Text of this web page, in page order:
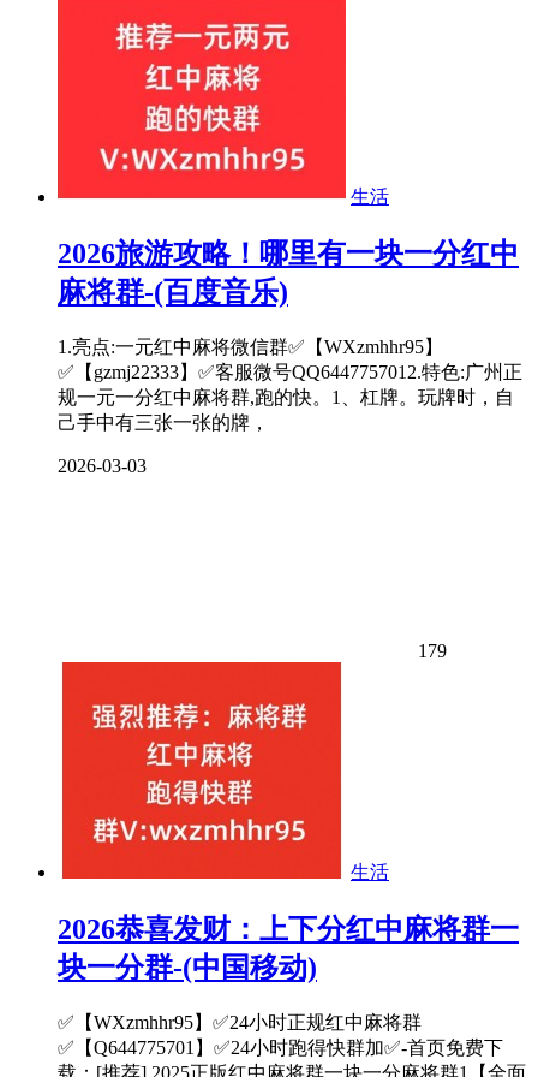
生活
2026旅游攻略！哪里有一块一分红中
麻将群-(百度音乐)
1.亮点:一元红中麻将微信群✅【WXzmhhr95】
✅【gzmj22333】✅客服微号QQ6447757012.特色:广州正
规一元一分红中麻将群,跑的快。1、杠牌。玩牌时，自
己手中有三张一张的牌，
2026-03-03
179
生活
2026恭喜发财：上下分红中麻将群一
块一分群-(中国移动)
✅【WXzmhhr95】✅24小时正规红中麻将群
✅【Q644775701】✅24小时跑得快群加✅-首页免费下
载：[推荐] 2025正版红中麻将群一块一分麻将群1【全面